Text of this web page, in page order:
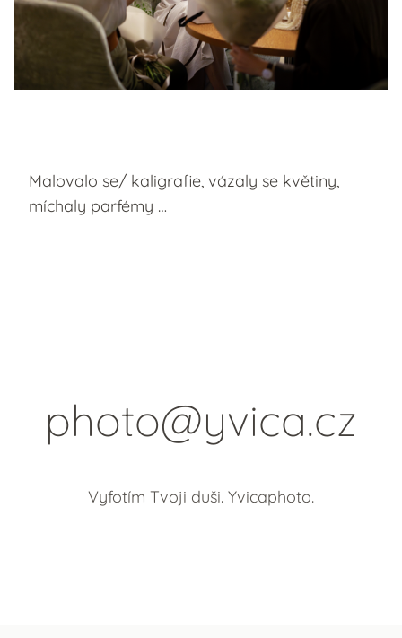
Malovalo se/ kaligrafie, vázaly se květiny,
míchaly parfémy …
photo@yvica.cz
Vyfotím Tvoji duši. Yvicaphoto.